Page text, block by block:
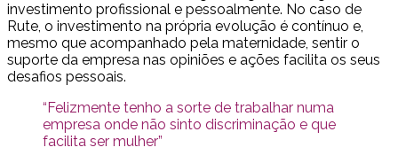
investimento profissional e pessoalmente. No caso de
Rute, o investimento na própria evolução é contínuo e,
mesmo que acompanhado pela maternidade, sentir o
suporte da empresa nas opiniões e ações facilita os seus
desafios pessoais.
“Felizmente tenho a sorte de trabalhar numa
empresa onde não sinto discriminação e que
facilita ser mulher”